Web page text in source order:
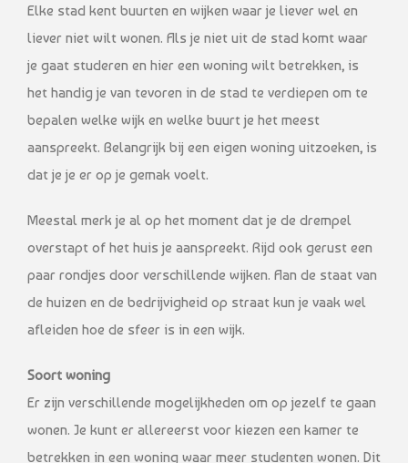
Elke stad kent buurten en wijken waar je liever wel en
liever niet wilt wonen. Als je niet uit de stad komt waar
je gaat studeren en hier een woning wilt betrekken, is
het handig je van tevoren in de stad te verdiepen om te
bepalen welke wijk en welke buurt je het meest
aanspreekt. Belangrijk bij een eigen woning uitzoeken, is
dat je je er op je gemak voelt.
Meestal merk je al op het moment dat je de drempel
overstapt of het huis je aanspreekt. Rijd ook gerust een
paar rondjes door verschillende wijken. Aan de staat van
de huizen en de bedrijvigheid op straat kun je vaak wel
afleiden hoe de sfeer is in een wijk.
Soort woning
Er zijn verschillende mogelijkheden om op jezelf te gaan
wonen. Je kunt er allereerst voor kiezen een kamer te
betrekken in een woning waar meer studenten wonen. Dit